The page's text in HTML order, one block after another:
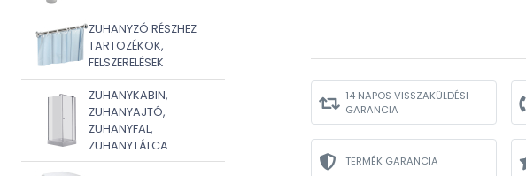
ZUHANYZÓ RÉSZHEZ
TARTOZÉKOK,
FELSZERELÉSEK
ZUHANYKABIN,
ZUHANYAJTÓ,
ZUHANYFAL,
ZUHANYTÁLCA
14 NAPOS VISSZAKÜLDÉSI
GARANCIA
TERMÉK GARANCIA